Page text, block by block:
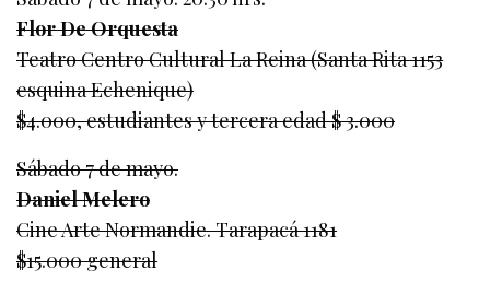
Flor De Orquesta
Teatro Centro Cultural La Reina (Santa Rita 1153
esquina Echenique)
$4.000, estudiantes y tercera edad $ 3.000
Sábado 7 de mayo.
Daniel Melero
Cine Arte Normandie. Tarapacá 1181
$15.000 general